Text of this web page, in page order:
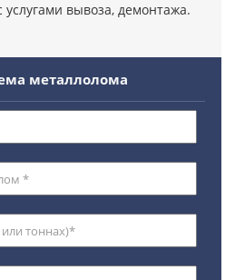
вывоза, демонтажа.
металлолома